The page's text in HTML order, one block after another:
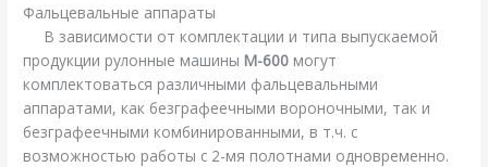
Фальцевальные аппараты
В зависимости от комплектации и типа выпускаемой
продукции рулонные машины M-600 могут
комплектоваться различными фальцевальными
аппаратами, как безграфеечными вороночными, так и
безграфеечными комбинированными, в т.ч. с
возможностью работы с 2-мя полотнами одновременно.